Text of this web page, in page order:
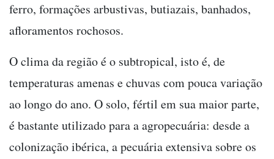
ferro, formações arbustivas, butiazais, banhados,
afloramentos rochosos.
O clima da região é o subtropical, isto é, de
temperaturas amenas e chuvas com pouca variação
ao longo do ano. O solo, fértil em sua maior parte,
é bastante utilizado para a agropecuária: desde a
colonização ibérica, a pecuária extensiva sobre os